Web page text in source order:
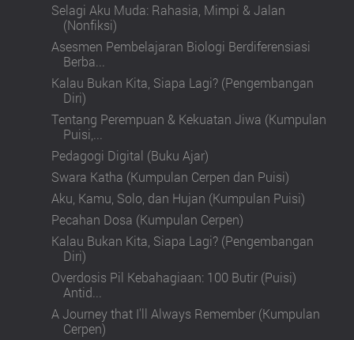
Selagi Aku Muda: Rahasia, Mimpi & Jalan
(Nonfiksi)
Asesmen Pembelajaran Biologi Berdiferensiasi
Berba...
Kalau Bukan Kita, Siapa Lagi? (Pengembangan
Diri)
Tentang Perempuan & Kekuatan Jiwa (Kumpulan
Puisi,...
Pedagogi Digital (Buku Ajar)
Swara Katha (Kumpulan Cerpen dan Puisi)
Aku, Kamu, Solo, dan Hujan (Kumpulan Puisi)
Pecahan Dosa (Kumpulan Cerpen)
Kalau Bukan Kita, Siapa Lagi? (Pengembangan
Diri)
Overdosis Pil Kebahagiaan: 100 Butir (Puisi)
Antid...
A Journey that I'll Always Remember (Kumpulan
Cerpen)